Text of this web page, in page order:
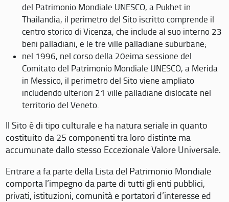
del Patrimonio Mondiale UNESCO, a Pukhet in
Thailandia, il perimetro del Sito iscritto comprende il
centro storico di Vicenza, che include al suo interno 23
beni palladiani, e le tre ville palladiane suburbane;
nel 1996, nel corso della 20eima sessione del
Comitato del Patrimonio Mondiale UNESCO, a Merida
in Messico, il perimetro del Sito viene ampliato
includendo ulteriori 21 ville palladiane dislocate nel
territorio del Veneto.
Il Sito è di tipo culturale e ha natura seriale in quanto
costituito da 25 componenti tra loro distinte ma
accumunate dallo stesso Eccezionale Valore Universale.
Entrare a fa parte della Lista del Patrimonio Mondiale
comporta l’impegno da parte di tutti gli enti pubblici,
privati, istituzioni, comunità e portatori d’interesse ed